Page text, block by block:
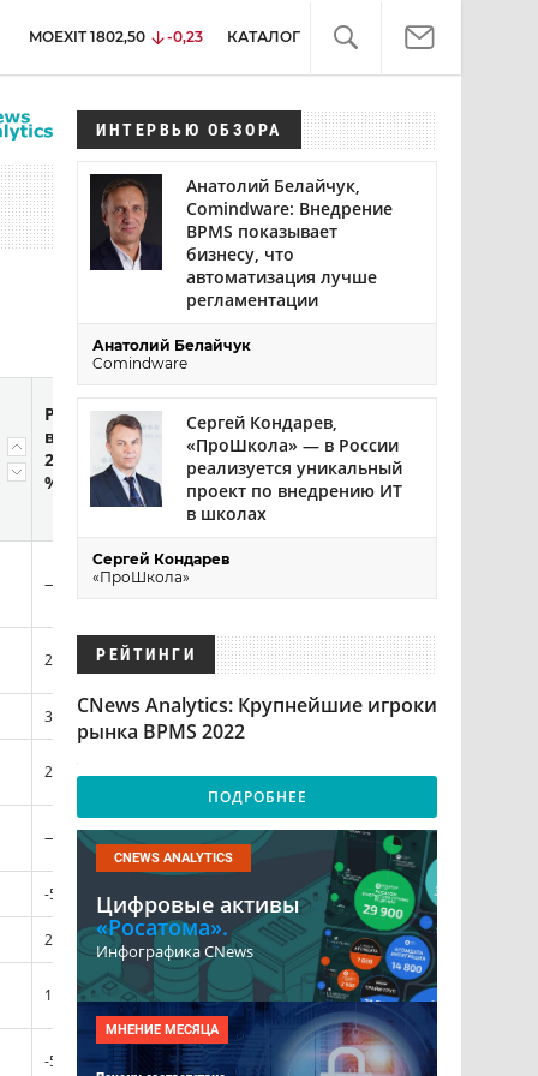
MOEXIT 1802,50 -0,23 КАТАЛОГ
Рост
выручки
2022/2021,
%
Доля
продуктов
собственной
разработки,
%
партнерских
внедрений,
%
— 60%
21,8% н/д н/д
33,4% 100% —
28,2% 100% —
— —
-59,5% 100%
27,2% 100% —
185,4% 100% —
-5,1% 100% —
ИНТЕРВЬЮ ОБЗОРА
Анатолий Белайчук,
Comindware: Внедрение
BPMS показывает
бизнесу, что
автоматизация лучше
регламентации
Анатолий Белайчук
Comindware
Сергей Кондарев,
«ПроШкола» — в России
реализуется уникальный
проект по внедрению ИТ
в школах
Сергей Кондарев
«ПроШкола»
РЕЙТИНГИ
CNews Analytics: Крупнейшие игроки
рынка BPMS 2022
ПОДРОБНЕЕ
CNEWS ANALYTICS
Цифровые активы
«Росатома».
Инфографика CNews
МНЕНИЕ МЕСЯЦА